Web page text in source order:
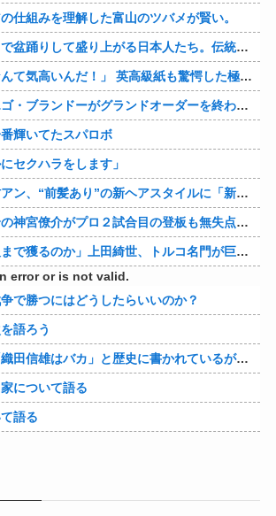
仕組みを理解した富山のツバメが賢い。
たち。伝統もオタクもこの熱量、素晴らしい」→女さんブチギレ「これを見て『日本の品格が落ちた』と思いま…
んだ！」 英高級紙も驚愕した極限の中の日本人の姿に世界が衝撃
ーがグランドオーダーを終わらせるようです【FGO二部】 第１６６話
輝いてたスパロボ
セクハラをします」
髪あり”の新ヘアスタイルに「新鮮でたまらん」の声【画像】
がプロ２試合目の登板も無失点 ボスラーを三振に ピンチで抑えた
田綺世、トルコ名門が巨額の正式オファー！現地サポが騒然！【海外の反応】
error or is not valid.
で勝つにはどうしたらいいのか？
語ろう
」と歴史に書かれているが今まで家が残っているんでバカではないよな？
について語る
語る